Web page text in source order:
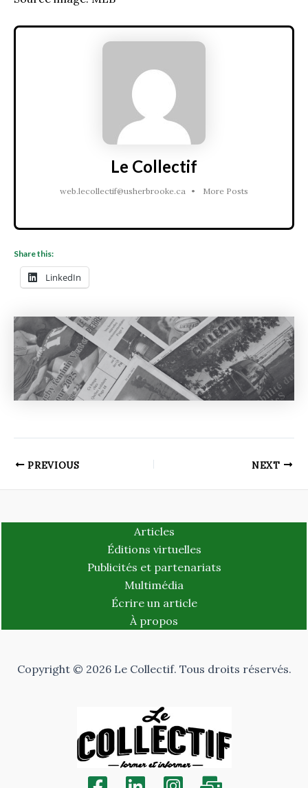
Le Collectif
web.lecollectif@usherbrooke.ca • More Posts
Share this:
LinkedIn
PREVIOUS NEXT
Articles
Éditions virtuelles
Publicités et partenariats
Multimédia
Écrire un article
À propos
Copyright © 2026 Le Collectif. Tous droits réservés.